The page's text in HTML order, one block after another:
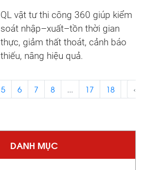
DANH MỤC
QL vật tư thi công 360 giúp kiểm
soát nhập–xuất–tồn thời gian
thực, giảm thất thoát, cảnh báo
thiếu, nâng hiệu quả.
5 6 7 8 ... 17 18 ‹